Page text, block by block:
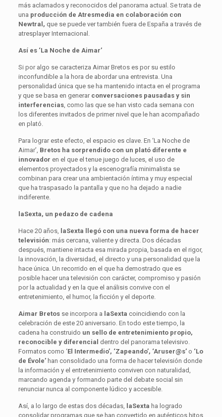
más aclamados y reconocidos del panorama actual. Se trata de
una producción de Atresmedia en colaboración con
Newtral, que se puede ver también fuera de España a través de
atresplayer Internacional.
Así es ‘La Noche de Aimar’
Si por algo se caracteriza Aimar Bretos es por su estilo
inconfundible a la hora de abordar una entrevista. Una
personalidad única que se ha mantenido intacta en el programa
y que se basa en generar conversaciones pausadas y sin
interferencias, como las que se han visto cada semana con
los diferentes invitados de primer nivel que le han acompañado
en plató.
Para lograr este efecto, el espacio es clave. En ‘La Noche de
Aimar’, Bretos ha sorprendido con un plató diferente e
innovador en el que el tenue juego de luces, el uso de
elementos proyectados y la escenografía minimalista se
combinan para crear una ambientación íntima y muy especial
que ha traspasado la pantalla y que no ha dejado a nadie
indiferente.
laSexta, un pedazo de cadena
Hace 20 años, laSexta llegó con una nueva forma de hacer
televisión: más cercana, valiente y directa. Dos décadas
después, mantiene intacta esa mirada propia, basada en el rigor,
la innovación, la diversidad, el directo y una personalidad que la
hace única. Un recorrido en el que ha demostrado que es
posible hacer una televisión con carácter, compromiso y pasión
por la actualidad y en la que el análisis convive con el
entretenimiento, el humor, la ficción y el deporte.
Aimar Bretos se incorpora a laSexta coincidiendo con la
celebración de este 20 aniversario. En todo este tiempo, la
cadena ha construido un sello de entretenimiento propio,
reconocible y diferencial dentro del panorama televisivo.
Formatos como ‘El Intermedio’, ‘Zapeando’, ‘Aruser@s’ o ‘Lo
de Évole’han consolidado una forma de hacer televisión donde
la información y el entretenimiento conviven con naturalidad,
marcando agenda y formando parte del debate social sin
renunciar nunca al componente lúdico y accesible.
Así, a lo largo de estas dos décadas, laSexta ha logrado
consolidar programas que se han convertido en auténticos hitos